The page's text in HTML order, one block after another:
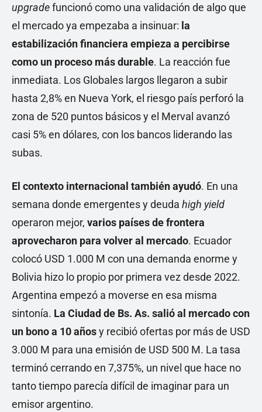
upgradefuncionó como una validación de algo que
el mercado ya empezaba a insinuar: la
estabilización financiera empieza a percibirse
como un proceso más durable. La reacción fue
inmediata. Los Globales largos llegaron a subir
hasta 2,8% en Nueva York, el riesgo país perforó la
zona de 520 puntos básicos y el Merval avanzó
casi 5% en dólares, con los bancos liderando las
subas.
El contexto internacional también ayudó. En una
semana donde emergentes y deuda high yield
operaron mejor, varios países de frontera
aprovecharon para volver al mercado. Ecuador
colocó USD 1.000 M con una demanda enorme y
Bolivia hizo lo propio por primera vez desde 2022.
Argentina empezó a moverse en esa misma
sintonía. La Ciudad de Bs. As. salió al mercado con
un bono a 10 añosy recibió ofertas por más de USD
3.000 M para una emisión de USD 500 M. La tasa
terminó cerrando en 7,375%, un nivel que hace no
tanto tiempo parecía difícil de imaginar para un
emisor argentino.